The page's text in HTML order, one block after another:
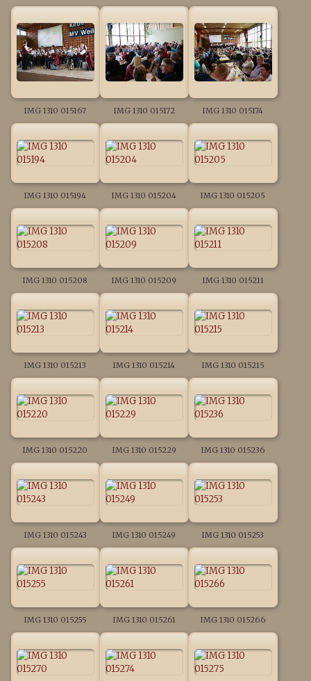
IMG 1310 015167 IMG 1310 015172 IMG 1310 015174
IMG 1310 015194 IMG 1310 015204 IMG 1310 015205
IMG 1310 015208 IMG 1310 015209 IMG 1310 015211
IMG 1310 015213 IMG 1310 015214 IMG 1310 015215
IMG 1310 015220 IMG 1310 015229 IMG 1310 015236
IMG 1310 015243 IMG 1310 015249 IMG 1310 015253
IMG 1310 015255 IMG 1310 015261 IMG 1310 015266